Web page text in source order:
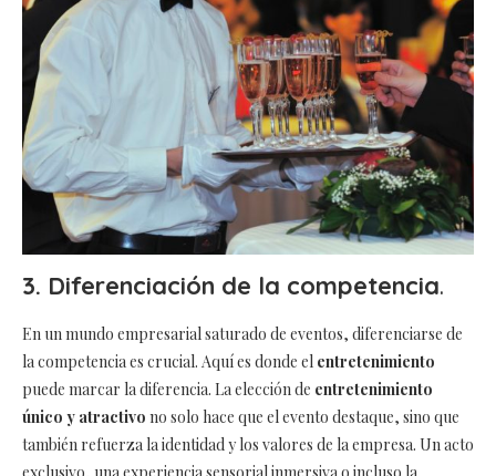
3. Diferenciación de la competencia.
En un mundo empresarial saturado de eventos, diferenciarse de
la competencia es crucial. Aquí es donde el entretenimiento
puede marcar la diferencia. La elección de entretenimiento
único y atractivo no solo hace que el evento destaque, sino que
también refuerza la identidad y los valores de la empresa. Un acto